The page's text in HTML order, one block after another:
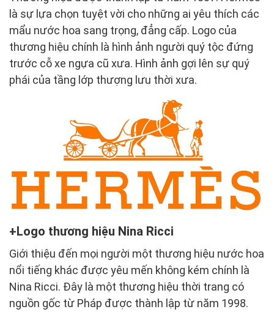
là sự lựa chọn tuyệt vời cho những ai yêu thích các
mẩu nước hoa sang trọng, đẳng cấp. Logo của
thương hiệu chính là hình ảnh người quý tộc đứng
trước cỗ xe ngựa cũ xưa. Hình ảnh gợi lên sự quý
phái của tầng lớp thượng lưu thời xưa.
Logo thương hiệu Nina Ricci
Giới thiệu đến mọi người một thương hiệu nước hoa
nổi tiếng khác được yêu mến không kém chính là
Nina Ricci. Đây là một thương hiệu thời trang có
nguồn gốc từ Pháp được thành lập từ năm 1998.